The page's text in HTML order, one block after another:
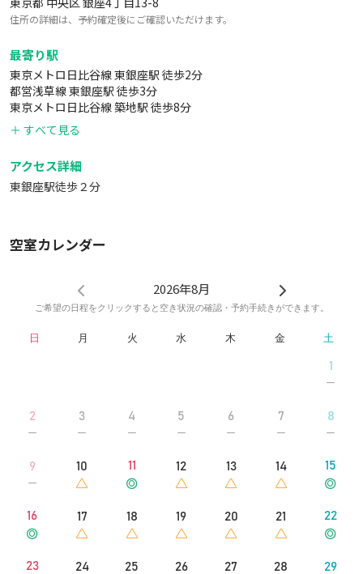
住所の詳細は、予約確定後にご確認いただけます。
最寄り駅
東京メトロ日比谷線 東銀座駅 徒歩2分
都営浅草線 東銀座駅 徒歩3分
東京メトロ日比谷線 築地駅 徒歩8分
＋ すべて見る
アクセス詳細
東銀座駅徒歩２分
空室カレンダー
2026年8月
ご希望の日程をクリックすると空き状況の確認・予約手続きができます。
日 月 火 水 木 金 土
1
2 3 4 5 6 7 8
9 10 11 12 13 14 15
16 17 18 19 20 21 22
23 24 25 26 27 28 29